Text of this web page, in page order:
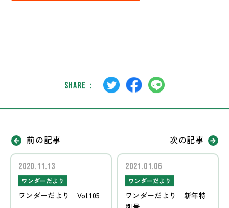
SHARE：
前の記事
2020.11.13
ワンダーだより
ワンダーだより Vol.105
次の記事
2021.01.06
ワンダーだより
ワンダーだより 新年特